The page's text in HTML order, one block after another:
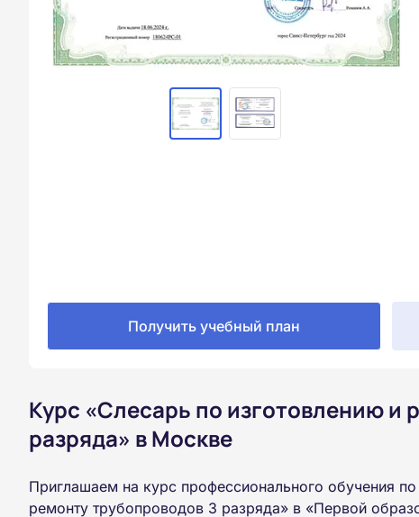
Получить учебный план
Курс «Слесарь по изготовлению и
разряда» в Москве
Приглашаем на курс профессионального обучения
ремонту трубопроводов 3 разряда» в «Первой